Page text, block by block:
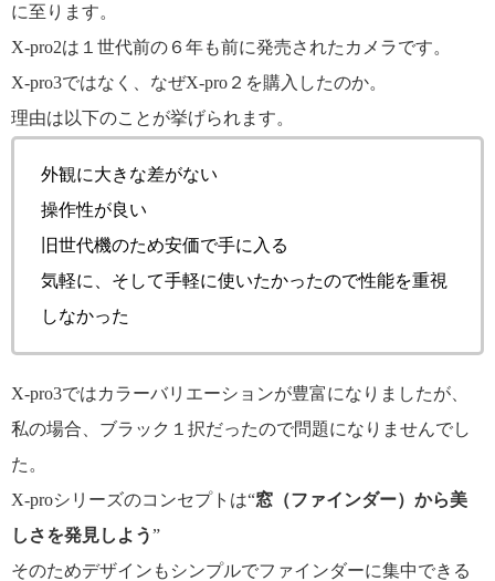
に至ります。
X-pro2は１世代前の６年も前に発売されたカメラです。
X-pro3ではなく、なぜX-pro２を購入したのか。
理由は以下のことが挙げられます。
外観に大きな差がない
操作性が良い
旧世代機のため安価で手に入る
気軽に、そして手軽に使いたかったので性能を重視
しなかった
X-pro3ではカラーバリエーションが豊富になりましたが、
私の場合、ブラック１択だったので問題になりませんでし
た。
X-proシリーズのコンセプトは“窓（ファインダー）から美
しさを発見しよう”
そのためデザインもシンプルでファインダーに集中できる